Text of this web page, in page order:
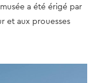
a été érigé par
et aux prouesses